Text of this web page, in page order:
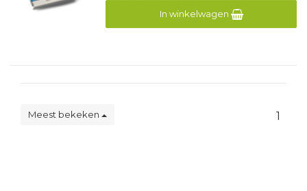
In winkelwagen
Meest bekeken 1